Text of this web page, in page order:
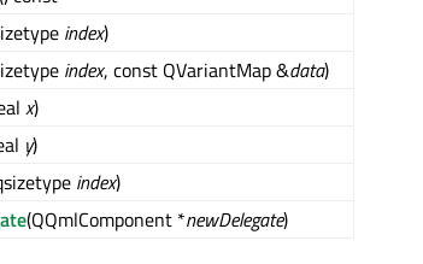
index)
index, const QVariantMap &data)
x)
y)
index)
(QQmlComponent *newDelegate)